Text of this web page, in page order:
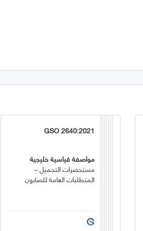
GSO 2640:2021
مواصفة قياسية خليجية
مستحضرات التجميل –
المتطلبات العامة للصابون